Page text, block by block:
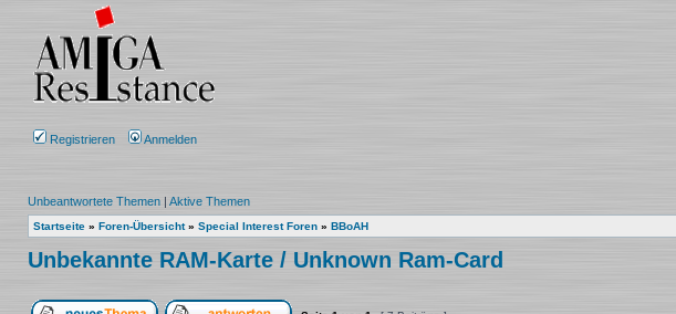
Registrieren Anmelden
Unbeantwortete Themen | Aktive Themen
Startseite » Foren-Übersicht» Special Interest Foren » BBoAH
Unbekannte RAM-Karte / Unknown Ram-Card